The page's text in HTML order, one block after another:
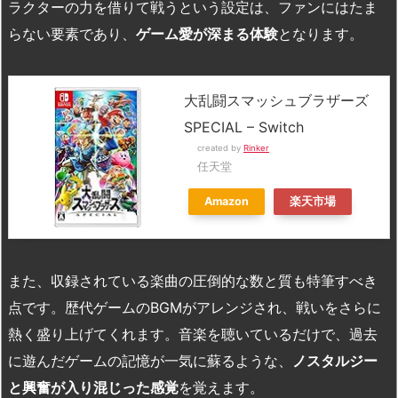
ラクターの力を借りて戦うという設定は、ファンにはたま
らない要素であり、 ゲーム愛が深まる体験となります。
大乱闘スマッシュブラザーズ
SPECIAL – Switch
created by Rinker
任天堂
Amazon 楽天市場
また、収録されている楽曲の圧倒的な数と質も特筆すべき
点です。歴代ゲームのBGMがアレンジされ、戦いをさらに
熱く盛り上げてくれます。音楽を聴いているだけで、過去
に遊んだゲームの記憶が一気に蘇るような、 ノスタルジー
と興奮が入り混じった感覚を覚えます。